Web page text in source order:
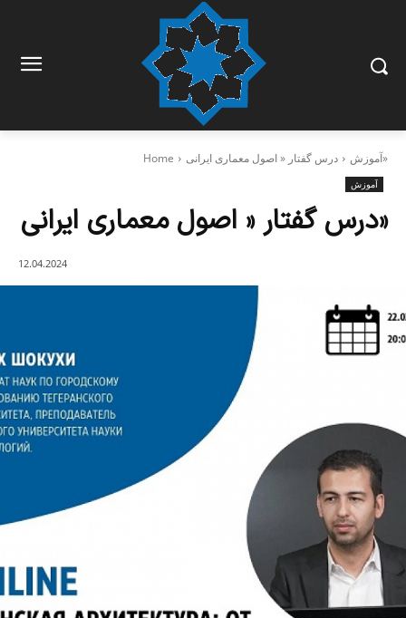
Home آموزشدرس گفتار « اصول معماری ایرانی»
آموزش
درس گفتار « اصول معماری ایرانی»
12.04.2024